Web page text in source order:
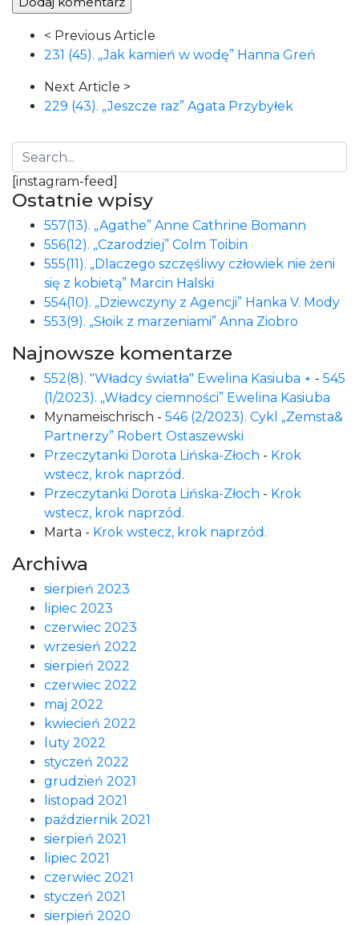
Article
Navigation
< Previous Article
231 (45). „Jak kamień w wodę” Hanna Greń
Next Article >
229 (43). „Jeszcze raz” Agata Przybyłek
[instagram-feed]
Ostatnie wpisy
557(13). „Agathe” Anne Cathrine Bomann
556(12). „Czarodziej” Colm Toibin
555(11). „Dlaczego szczęśliwy człowiek nie żeni
się z kobietą” Marcin Halski
554(10). „Dziewczyny z Agencji” Hanka V. Mody
553(9). „Słoik z marzeniami” Anna Ziobro
Najnowsze komentarze
552(8). "Władcy światła" Ewelina Kasiuba ⋆ - 545
(1/2023). „Władcy ciemności” Ewelina Kasiuba
Mynameischrisch - 546 (2/2023). Cykl „Zemsta&
Partnerzy” Robert Ostaszewski
Przeczytanki Dorota Lińska-Złoch - Krok
wstecz, krok naprzód.
Przeczytanki Dorota Lińska-Złoch - Krok
wstecz, krok naprzód.
Marta - Krok wstecz, krok naprzód.
Archiwa
sierpień 2023
lipiec 2023
czerwiec 2023
wrzesień 2022
sierpień 2022
czerwiec 2022
maj 2022
kwiecień 2022
luty 2022
styczeń 2022
grudzień 2021
listopad 2021
październik 2021
sierpień 2021
lipiec 2021
czerwiec 2021
styczeń 2021
sierpień 2020